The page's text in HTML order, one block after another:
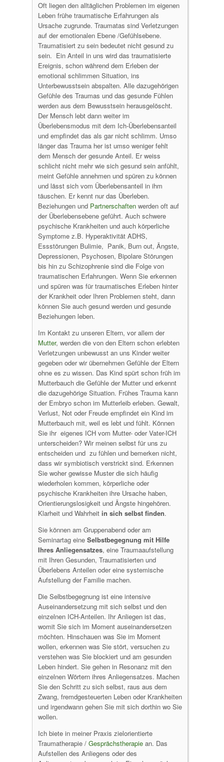
Oft liegen den alltäglichen Problemen im eigenen
Leben frühe traumatische Erfahrungen als
Ursache zugrunde. Traumatas sind Verletzungen
auf der emotionalen Ebene /Gefühlsebene.
Traumatisiert zu sein bedeutet nicht gesund zu
sein. Ein Anteil in uns wird das traumatisierte
Ereignis, schon während dem Erleben der
emotional schlimmen Situation, ins
Unterbewusstsein abspalten. Alle dazugehörigen
Gefühle des Traumas und das gesunde Fühlen
werden aus dem Bewusstsein herausgelöscht.
Der Mensch lebt dann weiter im
Überlebensmodus mit dem Ich-Überlebensanteil
und empfindet das als gar nicht schlimm. Umso
länger das Trauma her ist umso weniger fehlt
dem Mensch der gesunde Anteil. Er weiss
schlicht nicht mehr wie sich gesund sein anfühlt,
meint Gefühle annehmen und spüren zu können
und lässt sich vom Überlebensanteil in ihm
täuschen. Er kennt nur das Überleben.
Beziehungen und Partnerschaften werden oft auf
der Überlebensebene geführt. Auch schwere
psychische Krankheiten und auch körperliche
Symptome z.B. Hyperaktivität ADHS,
Essstörungen Bulimie, Panik, Burn out, Ängste,
Depressionen, Psychosen, Bipolare Störungen
bis hin zu Schizophrenie sind die Folge von
traumatischen Erfahrungen. Wenn Sie erkennen
und spüren was für traumatisches Erleben hinter
der Krankheit oder Ihren Problemen steht, dann
können Sie auch gesund werden und gesunde
Beziehungen leben.
Im Kontakt zu unseren Eltern, vor allem der
Mutter, werden die von den Eltern schon erlebten
Verletzungen unbewusst an uns Kinder weiter
gegeben oder wir übernehmen Gefühle der Eltern
ohne es zu wissen. Das Kind spürt schon früh im
Mutterbauch die Gefühle der Mutter und erkennt
die dazugehörige Situation. Frühes Trauma kann
der Embryo schon im Mutterleib erleben. Gewalt,
Verlust, Not oder Freude empfindet ein Kind im
Mutterbauch mit, weil es lebt und fühlt. Können
Sie ihr eigenes ICH vom Mutter- oder Vater-ICH
unterscheiden? Wir meinen selbst für uns zu
entscheiden und zu fühlen und bemerken nicht,
dass wir symbiotisch verstrickt sind. Erkennen
Sie woher gewisse Muster die sich häufig
wiederholen kommen, körperliche oder
psychische Krankheiten ihre Ursache haben,
Orientierungslosigkeit und Ängste hingehören.
Klarheit und Wahrheit in sich selbst finden.
Sie können am Gruppenabend oder am
Seminartag eine Selbstbegegnung mit Hilfe
Ihres Anliegensatzes, eine Traumaaufstellung
mit Ihren Gesunden, Traumatisierten und
Überlebens Anteilen oder eine systemische
Aufstellung der Familie machen.
Die Selbstbegegnung ist eine intensive
Auseinandersetzung mit sich selbst und den
einzelnen ICH-Anteilen. Ihr Anliegen ist das,
womit Sie sich im Moment auseinandersetzen
möchten. Hinschauen was Sie im Moment
wollen, erkennen was Sie stört, versuchen zu
verstehen was Sie blockiert und am gesunden
Leben hindert. Sie gehen in Resonanz mit den
einzelnen Wörtern ihres Anliegensatzes. Machen
Sie den Schritt zu sich selbst, raus aus dem
Zwang, fremdgesteuerten Leben oder Krankheiten
und irgendwann gehen Sie mit sich dorthin wo Sie
wollen.
Ich biete in meiner Praxis zielorientierte
Traumatherapie / Gesprächstherapie an. Das
Aufstellen des Anliegens oder des